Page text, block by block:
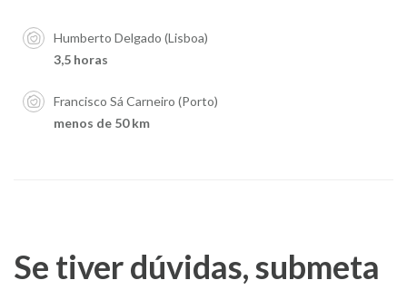
Humberto Delgado (Lisboa)
3,5 horas
Francisco Sá Carneiro (Porto)
menos de 50 km
Se tiver dúvidas, submeta